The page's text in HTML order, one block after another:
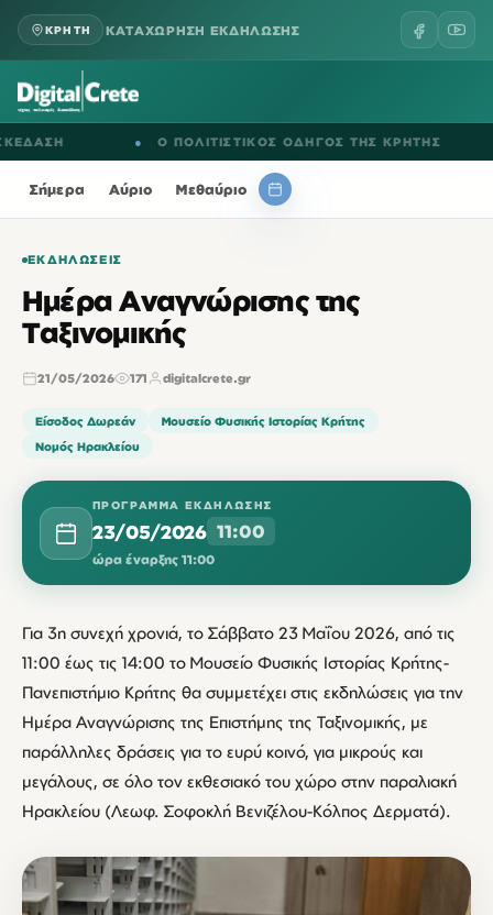
ΚΡΗΤΗ ΚΑΤΑΧΩΡΗΣΗ ΕΚΔΗΛΩΣΗΣ
Ο ΠΟΛΙΤΙΣΤΙΚΟΣ ΟΔΗΓΟΣ ΤΗΣ ΚΡΗΤΗΣ
Σήμερα Αύριο Μεθαύριο
ΕΚΔΗΛΏΣΕΙΣ
Ημέρα Αναγνώρισης της
Ταξινομικής
21/05/2026 171 digitalcrete.gr
Είσοδος Δωρεάν
Μουσείο Φυσικής Ιστορίας Κρήτης
Νομός Ηρακλείου
ΠΡΌΓΡΑΜΜΑ ΕΚΔΉΛΩΣΗΣ
23/05/2026 11:00
ώρα έναρξης 11:00
Για 3η συνεχή χρονιά, το Σάββατο 23 Μαΐου 2026, από τις
11:00 έως τις 14:00 το Μουσείο Φυσικής Ιστορίας Κρήτης-
Πανεπιστήμιο Κρήτης θα συμμετέχει στις εκδηλώσεις για την
Ημέρα Αναγνώρισης της Επιστήμης της Ταξινομικής, με
παράλληλες δράσεις για το ευρύ κοινό, για μικρούς και
μεγάλους, σε όλο τον εκθεσιακό του χώρο στην παραλιακή
Ηρακλείου (Λεωφ. Σοφοκλή Βενιζέλου-Κόλπος Δερματά).